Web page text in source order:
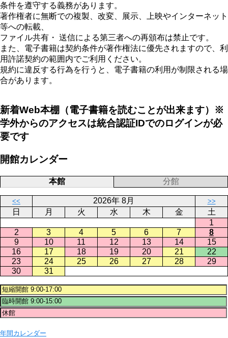
条件を遵守する義務があります。
著作権者に無断での複製、改変、展示、上映やインターネット
等への転載、
ファイル共有・ 送信による第三者への再頒布は禁止です。
また、電子書籍は契約条件が著作権法に優先されますので、利
用許諾契約の範囲内でご利用ください。
規約に違反する行為を行うと、電子書籍の利用が制限される場
合があります。
新着Web本棚（電子書籍を読むことが出来ます）※
学外からのアクセスは統合認証IDでのログインが必
要です
開館カレンダー
本館 分館
<< 2026年 8月 >>
日 月 火 水 木 金
土
1
2
3 4 5 6 7
8
9
10 11 12 13 14
15
16
17 18 19 20 21
22
23
24 25 26 27 28
29
30
31
年間カレンダー